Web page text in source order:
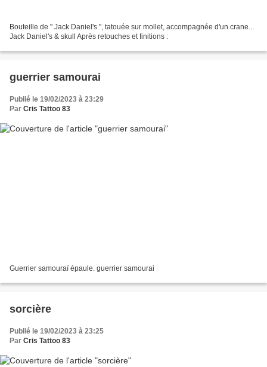
Bouteille de " Jack Daniel's ", tatouée sur mollet, accompagnée d'un crane...
Jack Daniel's & skull Après retouches et finitions :
guerrier samourai
Publié le 19/02/2023 à 23:29
Par Cris Tattoo 83
Guerrier samouraï épaule. guerrier samourai
sorcière
Publié le 19/02/2023 à 23:25
Par Cris Tattoo 83